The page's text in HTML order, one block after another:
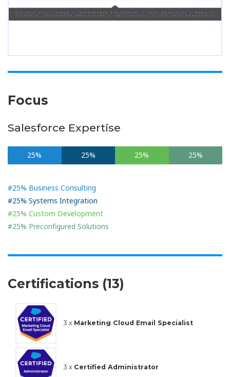
Focus
Salesforce Expertise
25% 25% 25% 25%
#25% Business Consulting
#25% Systems Integration
#25% Custom Development
#25% Preconfigured Solutions
Certifications (13)
3 x Marketing Cloud Email Specialist
3 x Certified Administrator